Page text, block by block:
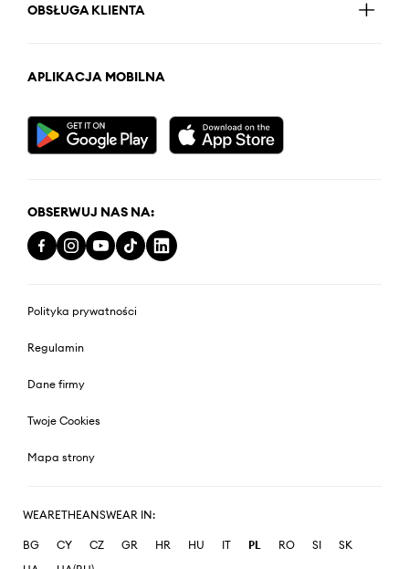
OBSŁUGA KLIENTA
APLIKACJA MOBILNA
OBSERWUJ NAS NA:
Polityka prywatności
Regulamin
Dane firmy
Twoje Cookies
Mapa strony
WEARETHEANSWEAR IN:
BG CY CZ GR HR HU IT PL RO SI
SK